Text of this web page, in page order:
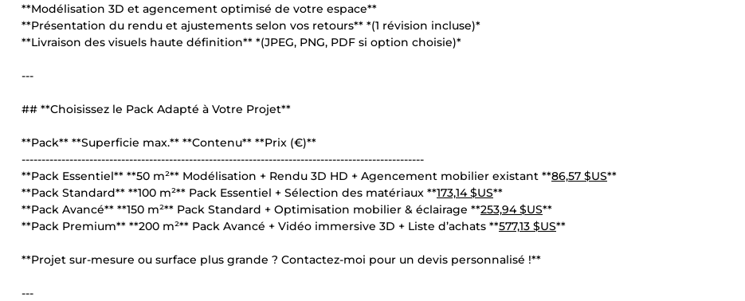
**Modélisation 3D et agencement optimisé de votre espace**
**Présentation du rendu et ajustements selon vos retours** *(1 révision incluse)*
**Livraison des visuels haute définition** *(JPEG, PNG, PDF si option choisie)*
---
## **Choisissez le Pack Adapté à Votre Projet**
**Pack** **Superficie max.** **Contenu** **Prix (€)**
-----------------------------------------------------------------------------------------------------
**Pack Essentiel** **50 m²** Modélisation + Rendu 3D HD + Agencement mobilier existant **86,57 $US**
**Pack Standard** **100 m²** Pack Essentiel + Sélection des matériaux **173,14 $US**
**Pack Avancé** **150 m²** Pack Standard + Optimisation mobilier & éclairage **253,94 $US**
**Pack Premium** **200 m²** Pack Avancé + Vidéo immersive 3D + Liste d’achats **577,13 $US**
**Projet sur-mesure ou surface plus grande ? Contactez-moi pour un devis personnalisé !**
---